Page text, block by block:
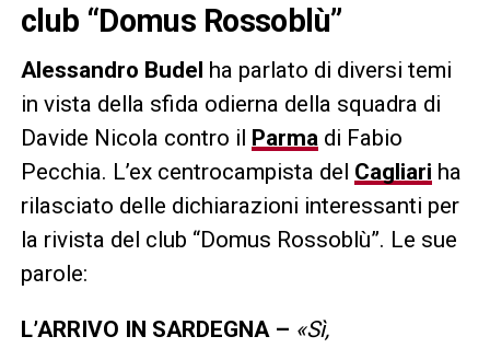
club “Domus Rossoblù”
Alessandro Budel ha parlato di diversi temi
in vista della sfida odierna della squadra di
Davide Nicola contro il Parmadi Fabio
Pecchia. L’ex centrocampista del Cagliari ha
rilasciato delle dichiarazioni interessanti per
la rivista del club “Domus Rossoblù”. Le sue
parole:
L’ARRIVO IN SARDEGNA – «Sì,